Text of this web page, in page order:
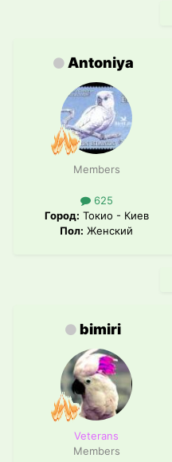
Antoniya
Members
625
Город: Токио - Киев
Пол: Женский
bimiri
Veterans
Members